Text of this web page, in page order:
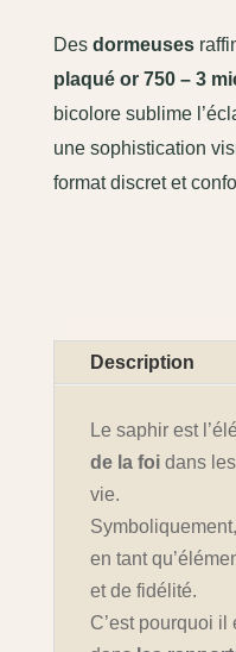
Des dormeuses
plaqué or 750 – 3
bicolore sublime
une sophistication
format discret et
Description
Le saphir est
de la foi dans
vie.
en tant
et de fidélité.
C’est pourquoi